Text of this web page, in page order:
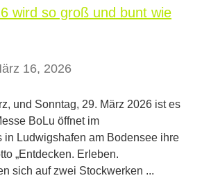
wird so groß und bunt wie
16, 2026
und Sonntag, 29. März 2026 ist es
BoLu öffnet im
in Ludwigshafen am Bodensee ihre
„Entdecken. Erleben.
sich auf zwei Stockwerken ...